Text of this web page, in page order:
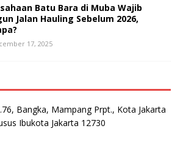
Batu Bara di Muba Wajib
Jalan Hauling Sebelum 2026,
17, 2025
Bangka, Mampang Prpt., Kota Jakarta
Ibukota Jakarta 12730